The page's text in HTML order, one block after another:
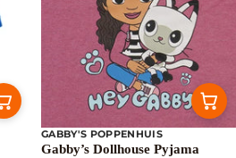
Sale
GABBY'S POPPENHUIS
Gabby’s Dollhouse Pyjama